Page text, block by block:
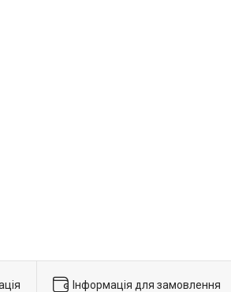
Інформація для замовлення